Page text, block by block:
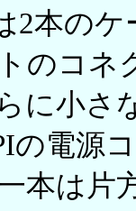
2本の
のコネ
に小さ
の電源
本は片